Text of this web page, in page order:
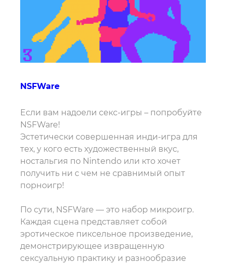
NSFWare
Если вам надоели секс-игры – попробуйте
NSFWare!
Эстетически совершенная инди-игра для
тех, у кого есть художественный вкус,
ностальгия по Nintendo или кто хочет
получить ни с чем не сравнимый опыт
порноигр!
По сути, NSFWare — это набор микроигр.
Каждая сцена представляет собой
эротическое пиксельное произведение,
демонстрирующее извращенную
сексуальную практику и разнообразие